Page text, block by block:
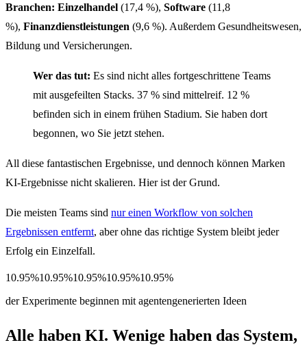
Branchen: Einzelhandel (17,4 %), Software (11,8
%), Finanzdienstleistungen (9,6 %). Außerdem Gesundheitswesen,
Bildung und Versicherungen.
Wer das tut: Es sind nicht alles fortgeschrittene Teams
mit ausgefeilten Stacks. 37 % sind mittelreif. 12 %
befinden sich in einem frühen Stadium. Sie haben dort
begonnen, wo Sie jetzt stehen.
All diese fantastischen Ergebnisse, und dennoch können Marken
KI-Ergebnisse nicht skalieren. Hier ist der Grund.
Die meisten Teams sind nur einen Workflow von solchen
Ergebnissen entfernt, aber ohne das richtige System bleibt jeder
Erfolg ein Einzelfall.
10.95%10.95%10.95%10.95%10.95%
der Experimente beginnen mit agentengenerierten Ideen
Alle haben KI. Wenige haben das System,